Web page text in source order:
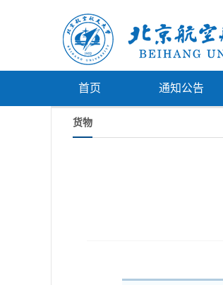
首页 通知公告
货物